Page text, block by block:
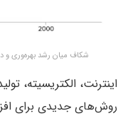
شکاف میان رشد بهره‌وری و دستمزد
اینترنت، الکتریسیته،
روش‌های جدیدی برای